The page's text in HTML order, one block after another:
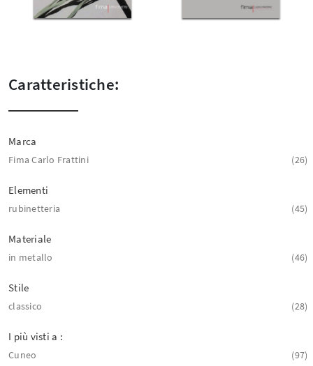
Caratteristiche:
Marca
Fima Carlo Frattini 26
Elementi
rubinetteria 45
Materiale
in metallo 46
Stile
classico 28
I più visti a :
Cuneo
97